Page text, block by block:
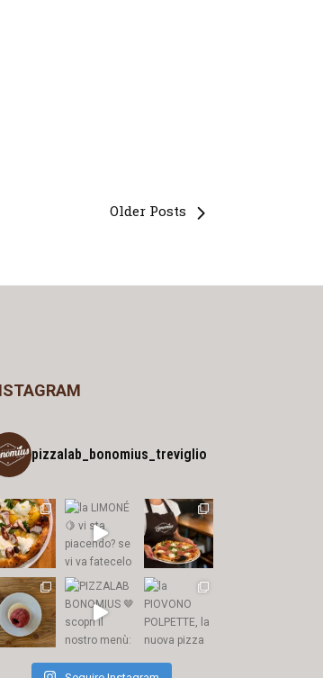
Older Posts
pizzalab_bonomius_treviglio